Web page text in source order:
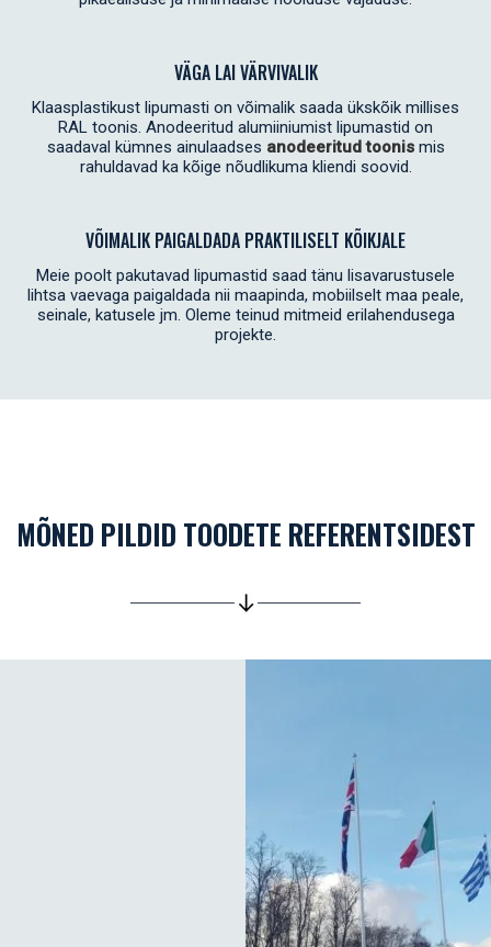
VÄGA LAI VÄRVIVALIK
Klaasplastikust lipumasti on võimalik saada ükskõik millises
RAL toonis. Anodeeritud alumiiniumist lipumastid on
saadaval kümnes ainulaadses anodeeritud toonismis
rahuldavad ka kõige nõudlikuma kliendi soovid.
VÕIMALIK PAIGALDADA PRAKTILISELT KÕIKJALE
Meie poolt pakutavad lipumastid saad tänu lisavarustusele
lihtsa vaevaga paigaldada nii maapinda, mobiilselt maa peale,
seinale, katusele jm. Oleme teinud mitmeid erilahendusega
projekte.
MÕNED PILDID TOODETE REFERENTSIDEST